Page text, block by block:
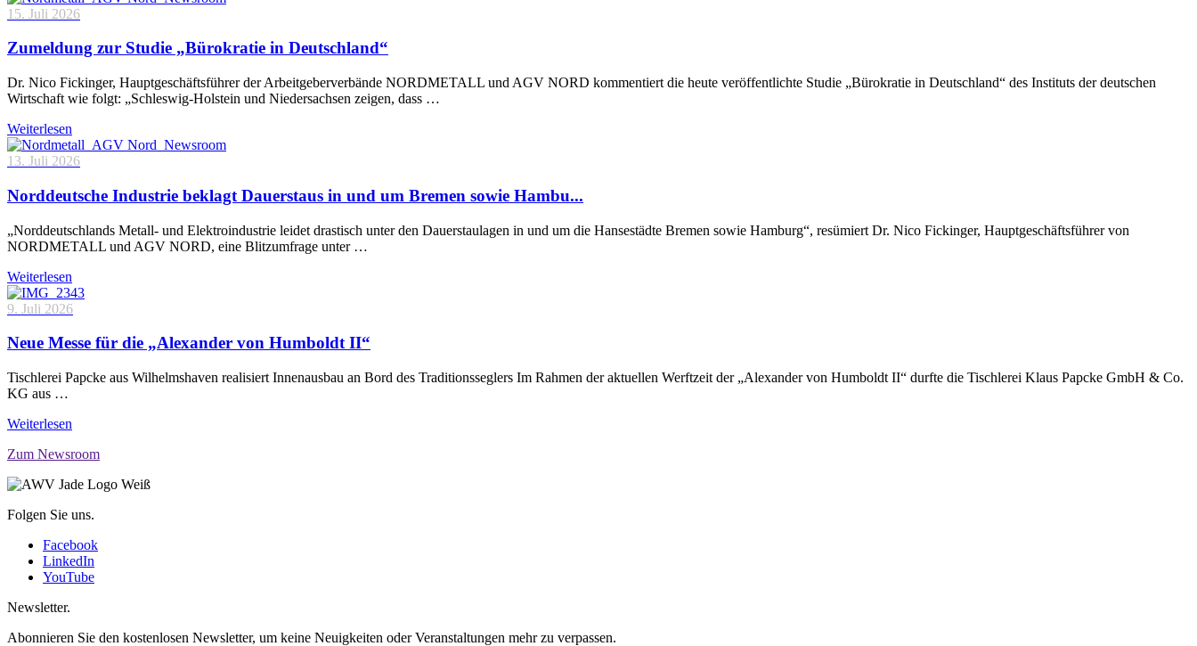
15. Juli 2026
Zumeldung zur Studie „Bürokratie in Deutschland“
Dr. Nico Fickinger, Hauptgeschäftsführer der Arbeitgeberverbände NORDMETALL und AGV NORD kommentiert die heute veröffentlichte Studie „Bürokratie in Deutschland“ des Instituts der deutschen
Wirtschaft wie folgt: „Schleswig-Holstein und Niedersachsen zeigen, dass …
Weiterlesen
13. Juli 2026
Norddeutsche Industrie beklagt Dauerstaus in und um Bremen sowie Hambu...
„Norddeutschlands Metall- und Elektroindustrie leidet drastisch unter den Dauerstaulagen in und um die Hansestädte Bremen sowie Hamburg“, resümiert Dr. Nico Fickinger, Hauptgeschäftsführer von
NORDMETALL und AGV NORD, eine Blitzumfrage unter …
Weiterlesen
9. Juli 2026
Neue Messe für die „Alexander von Humboldt II“
Tischlerei Papcke aus Wilhelmshaven realisiert Innenausbau an Bord des Traditionsseglers Im Rahmen der aktuellen Werftzeit der „Alexander von Humboldt II“ durfte die Tischlerei Klaus Papcke GmbH & Co.
KG aus …
Weiterlesen
Zum Newsroom
Folgen Sie uns.
Facebook
LinkedIn
YouTube
Newsletter.
Abonnieren Sie den kostenlosen Newsletter, um keine Neuigkeiten oder Veranstaltungen mehr zu verpassen.